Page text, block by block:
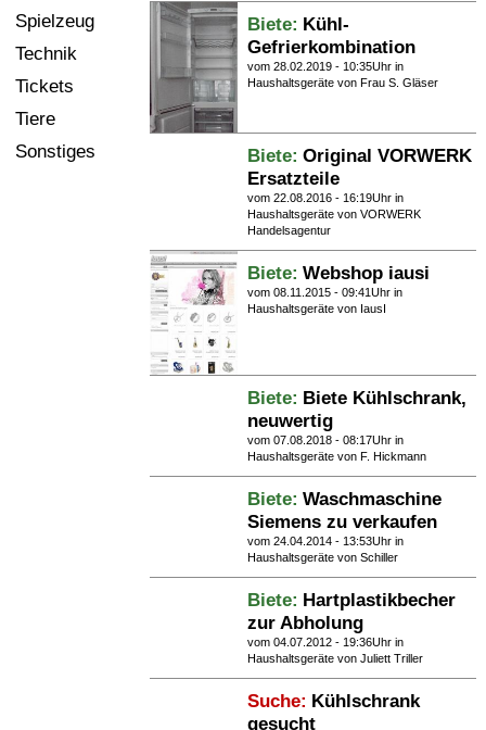
Spielzeug
Technik
Tickets
Tiere
Sonstiges
Biete: Kühl-
Gefrierkombination
vom 28.02.2019 - 10:35Uhr in
Haushaltsgeräte von Frau S. Gläser
Biete: Original VORWERK
Ersatzteile
vom 22.08.2016 - 16:19Uhr in
Haushaltsgeräte von VORWERK
Handelsagentur
Biete: Webshop iausi
vom 08.11.2015 - 09:41Uhr in
Haushaltsgeräte von IausI
Biete: Biete Kühlschrank,
neuwertig
vom 07.08.2018 - 08:17Uhr in
Haushaltsgeräte von F. Hickmann
Biete: Waschmaschine
Siemens zu verkaufen
vom 24.04.2014 - 13:53Uhr in
Haushaltsgeräte von Schiller
Biete: Hartplastikbecher
zur Abholung
vom 04.07.2012 - 19:36Uhr in
Haushaltsgeräte von Juliett Triller
Suche: Kühlschrank
gesucht